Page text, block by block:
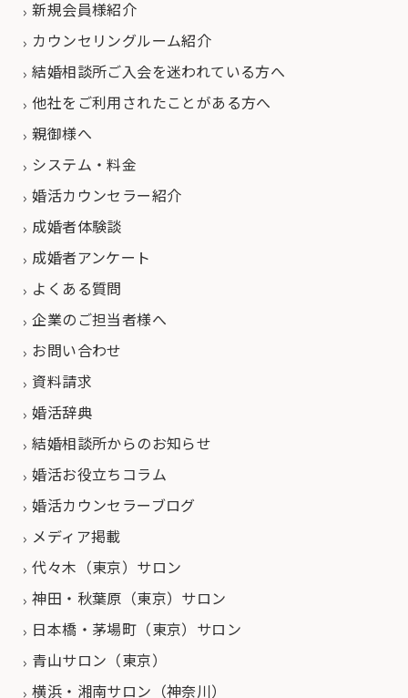
新規会員様紹介
カウンセリングルーム紹介
結婚相談所ご入会を迷われている方へ
他社をご利用されたことがある方へ
親御様へ
システム・料金
婚活カウンセラー紹介
成婚者体験談
成婚者アンケート
よくある質問
企業のご担当者様へ
お問い合わせ
資料請求
婚活辞典
結婚相談所からのお知らせ
婚活お役立ちコラム
婚活カウンセラーブログ
メディア掲載
代々木（東京）サロン
神田・秋葉原（東京）サロン
日本橋・茅場町（東京）サロン
青山サロン（東京）
横浜・湘南サロン（神奈川）